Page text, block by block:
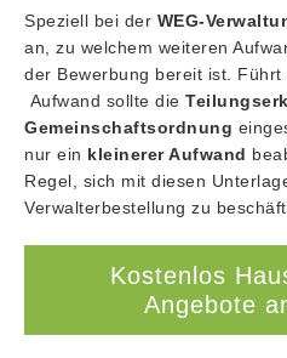
Speziell bei der WEG-
an, zu welchem weiteren
der Bewerbung bereit ist.
Aufwand sollte die
Gemeinschaftsordnung
nur ein kleinerer Aufwand
Regel, sich mit diesen
Verwalterbestellung zu
Kostenlos
Angebote